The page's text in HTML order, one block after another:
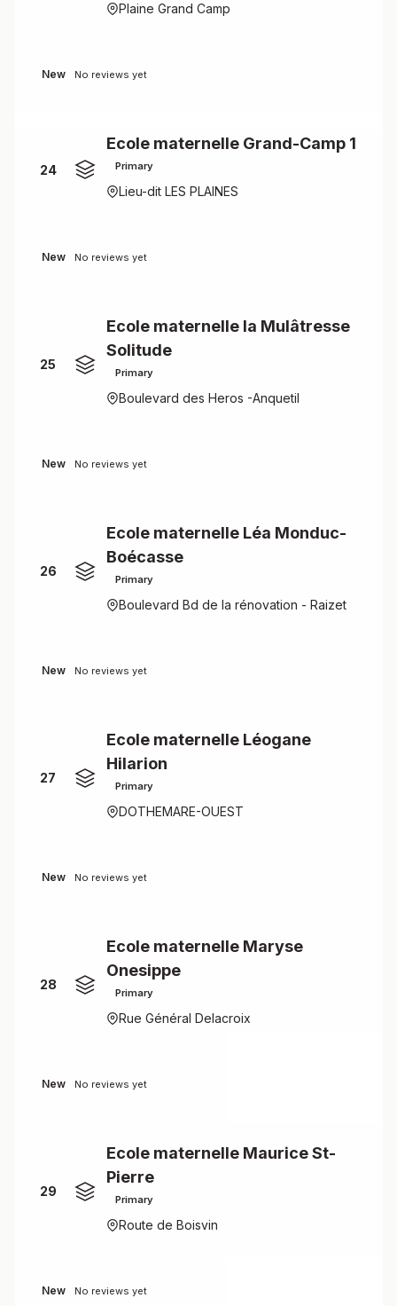
Plaine Grand Camp
New No reviews yet
24
Ecole maternelle Grand-Camp 1
Primary
Lieu-dit LES PLAINES
New No reviews yet
25
Ecole maternelle la Mulâtresse
Solitude
Primary
Boulevard des Heros -Anquetil
New No reviews yet
26
Ecole maternelle Léa Monduc-
Boécasse
Primary
Boulevard Bd de la rénovation - Raizet
New No reviews yet
27
Ecole maternelle Léogane
Hilarion
Primary
DOTHEMARE-OUEST
New No reviews yet
28
Ecole maternelle Maryse
Onesippe
Primary
Rue Général Delacroix
New No reviews yet
29
Ecole maternelle Maurice St-
Pierre
Primary
Route de Boisvin
New No reviews yet